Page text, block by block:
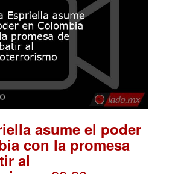
asume el poder
con la promesa
al